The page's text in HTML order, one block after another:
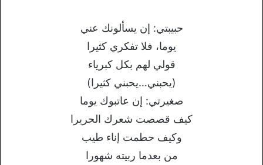
حبيبتي: إن يسألونك عني
يوما، فلا تفكري كثيرا
قولي لهم بكل كبرياء
(يحبني…يحبني كثيرا)
صغيرتي: إن عاتبوك يوما
كيف قصصت شعرك الحريرا
وكيف حطمت إناء طيب
من بعدما ربيته شهورا